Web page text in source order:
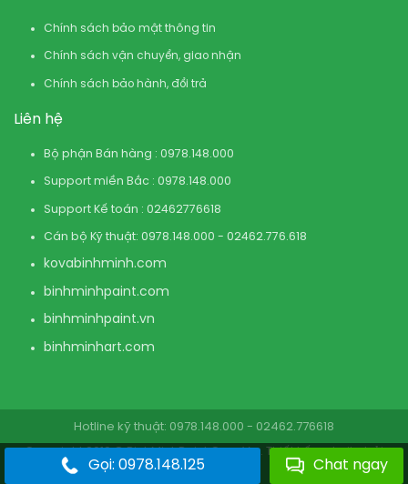
Chính sách bảo mật thông tin
Chính sách vận chuyển, giao nhận
Chính sách bảo hành, đổi trả
Liên hệ
Bộ phận Bán hàng : 0978.148.000
Support miền Bắc : 0978.148.000
Support Kế toán : 02462776618
Cán bộ Kỹ thuật: 0978.148.000 - 02462.776.618
kovabinhminh.com
binhminhpaint.com
binhminhpaint.vn
binhminhart.com
Hotline kỹ thuật: 0978.148.000 - 02462.776618
Copyright 2019 © BinhMinhPaint.Com.Vn . Thiết kế website bởi
BinhMinhPaint.Com
Gọi: 0978.148.125 Chat ngay